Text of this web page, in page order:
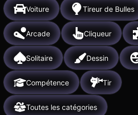
Voiture Tireur de Bulles
Arcade Cliqueur
Solitaire Dessin
Compétence Tir
Toutes les catégories